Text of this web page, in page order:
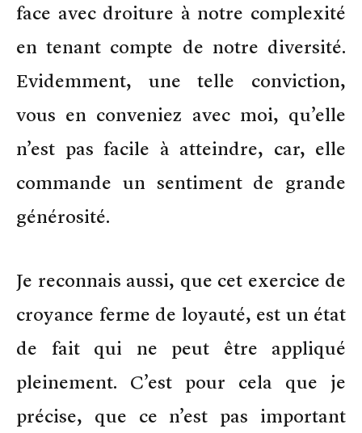
face avec droiture à notre complexité
en tenant compte de notre diversité.
Evidemment, une telle conviction,
vous en conveniez avec moi, qu’elle
n’est pas facile à atteindre, car, elle
commande un sentiment de grande
générosité.
Je reconnais aussi, que cet exercice de
croyance ferme de loyauté, est un état
de fait qui ne peut être appliqué
pleinement. C’est pour cela que je
précise, que ce n’est pas important